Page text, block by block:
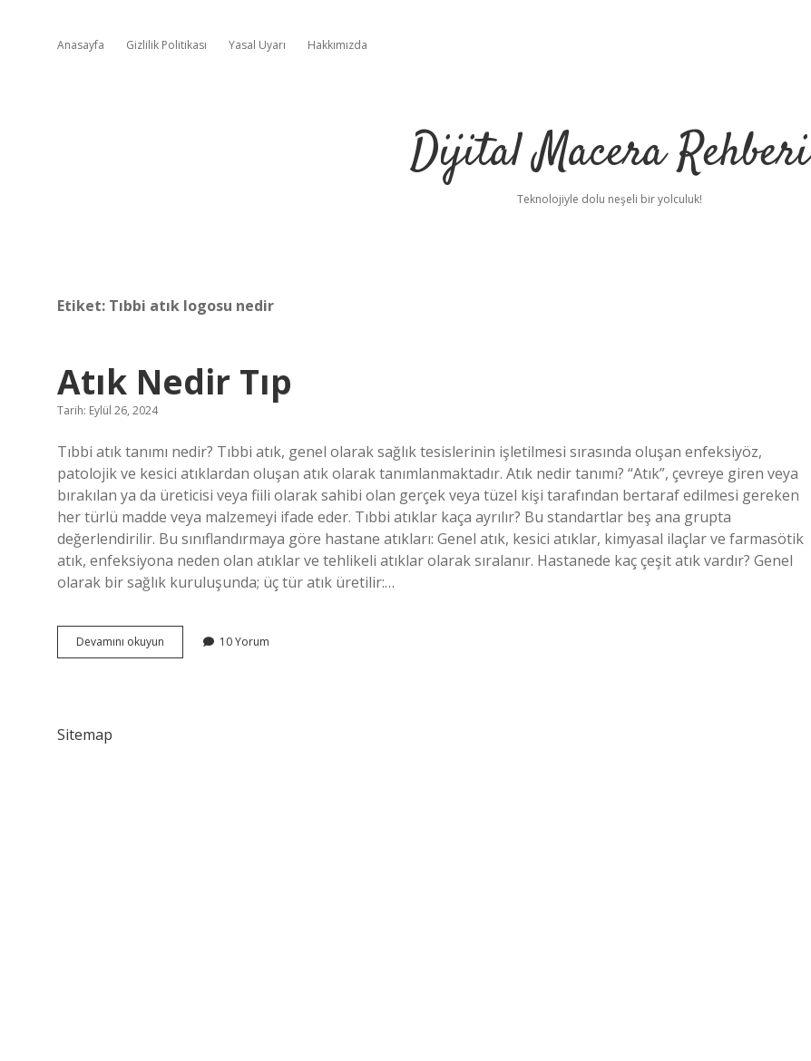
Anasayfa Gizlilik Politikası Yasal Uyarı Hakkımızda
Dijital Macera Rehberi
Teknolojiyle dolu neşeli bir yolculuk!
Etiket: Tıbbi atık logosu nedir
Atık Nedir Tıp
Tarih: Eylül 26, 2024
Tıbbi atık tanımı nedir? Tıbbi atık, genel olarak sağlık tesislerinin işletilmesi sırasında oluşan enfeksiyöz,
patolojik ve kesici atıklardan oluşan atık olarak tanımlanmaktadır. Atık nedir tanımı? “Atık”, çevreye giren veya
bırakılan ya da üreticisi veya fiili olarak sahibi olan gerçek veya tüzel kişi tarafından bertaraf edilmesi gereken
her türlü madde veya malzemeyi ifade eder. Tıbbi atıklar kaça ayrılır? Bu standartlar beş ana grupta
değerlendirilir. Bu sınıflandırmaya göre hastane atıkları: Genel atık, kesici atıklar, kimyasal ilaçlar ve farmasötik
atık, enfeksiyona neden olan atıklar ve tehlikeli atıklar olarak sıralanır. Hastanede kaç çeşit atık vardır? Genel
olarak bir sağlık kuruluşunda; üç tür atık üretilir:…
Devamını okuyun
Nedir
10 Yorum
Sitemap